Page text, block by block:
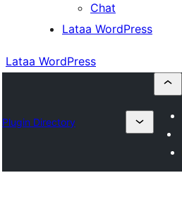
Chat
Lataa WordPress
Lataa WordPress
Plugin Directory